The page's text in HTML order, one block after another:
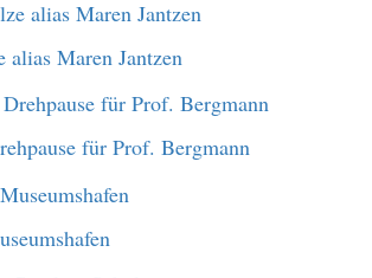
alias Maren Jantzen
für Prof. Bergmann